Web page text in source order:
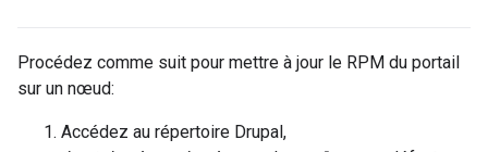
Procédez comme suit pour mettre à jour le RPM du portail
sur un nœud:
Accédez au répertoire Drupal,